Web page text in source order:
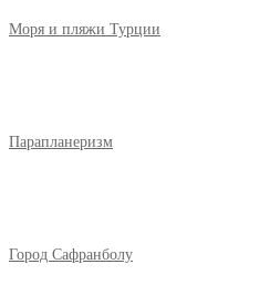
Моря и пляжи Турции
Парапланеризм
Город Сафранболу